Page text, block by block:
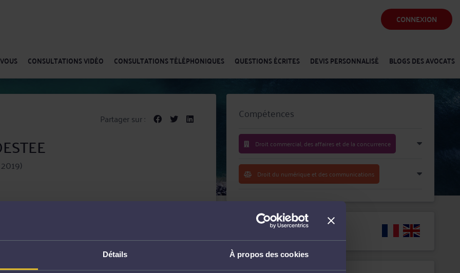
Détails À propos des cookies
CONNEXION
CONSULTATIONS VIDÉO CONSULTATIONS TÉLÉPHONIQUES QUESTIONS ÉCRITES DEVIS PERSONNALISÉ BLOGS DES AVOCATS
Partager sur :
compétences au service de ses clients dans les
et de la communication et Droit
en défense, ou pour engager une procédure
Compétences
Droit commercial, des affaires et de la concurrence
Droit du numérique et des communications
Langues